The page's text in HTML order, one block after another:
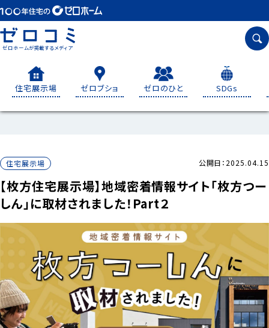
ゼロホームが掲載するメディア
住宅展示場 ゼロブショ ゼロのひと SDGs
住宅展示場 公開日：2025.04.15
【枚方住宅展示場】地域密着情報サイト「枚方つー
しん」に取材されました！Part２